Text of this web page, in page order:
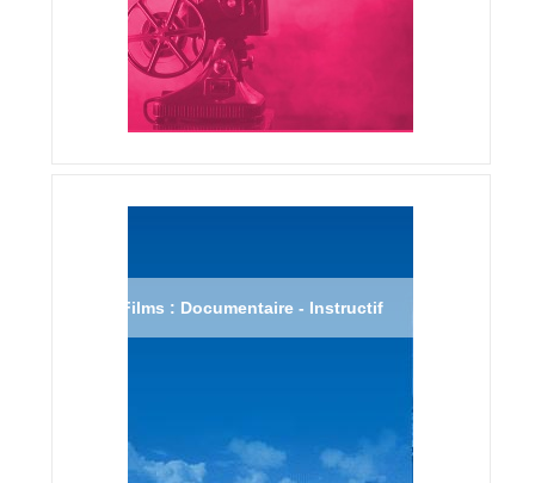
Films : Documentaire - Instructif